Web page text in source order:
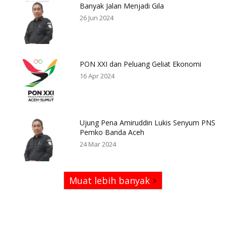
Banyak Jalan Menjadi Gila
26 Jun 2024
PON XXI dan Peluang Geliat Ekonomi
16 Apr 2024
Ujung Pena Amiruddin Lukis Senyum PNS
Pemko Banda Aceh
24 Mar 2024
Muat lebih banyak